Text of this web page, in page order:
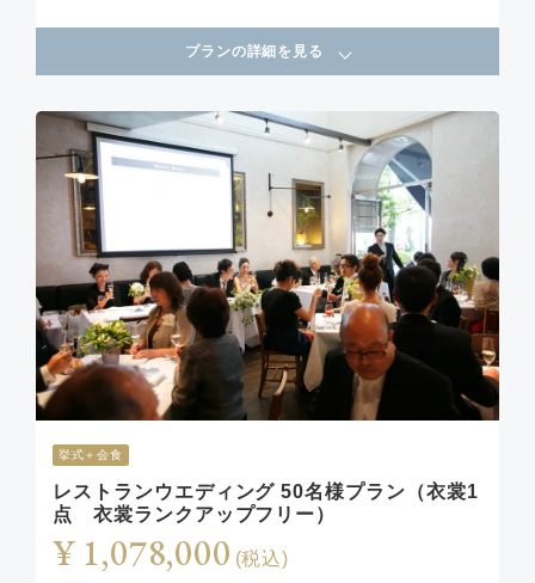
プランの詳細を見る
挙式＋会食
レストランウエディング 50名様プラン（衣裳1
点 衣裳ランクアップフリー）
¥ 1,078,000 (税込)